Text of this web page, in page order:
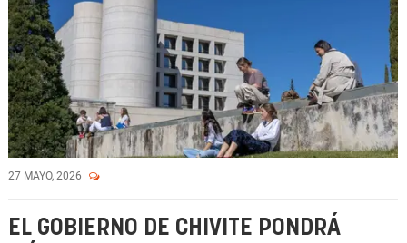
27 MAYO, 2026
EL GOBIERNO DE CHIVITE PONDRÁ